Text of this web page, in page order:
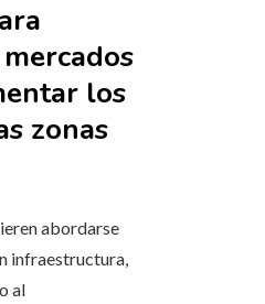
los
zonas
abordarse
infraestructura,
al